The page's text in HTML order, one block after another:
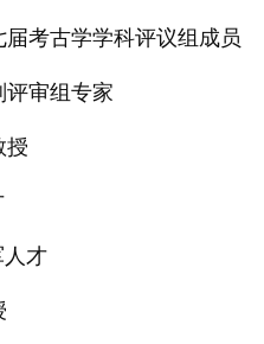
考古学学科评议组成员
评审组专家
授
人才